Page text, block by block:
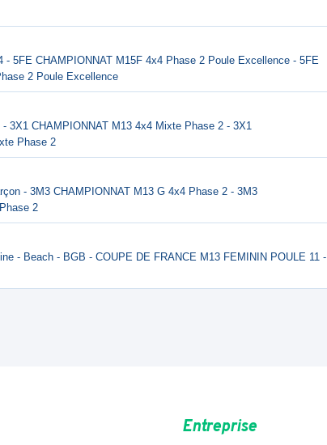
- 5FE CHAMPIONNAT M15F 4x4 Phase 2 Poule Excellence - 5FE
2 Poule Excellence
3X1 CHAMPIONNAT M13 4x4 Mixte Phase 2 - 3X1
Phase 2
- 3M3 CHAMPIONNAT M13 G 4x4 Phase 2 - 3M3
2
- Beach - BGB - COUPE DE FRANCE M13 FEMININ POULE 11 -
Entreprise